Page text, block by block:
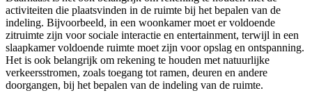
activiteiten die plaatsvinden in de ruimte bij het bepalen van de
indeling. Bijvoorbeeld, in een woonkamer moet er voldoende
zitruimte zijn voor sociale interactie en entertainment, terwijl in een
slaapkamer voldoende ruimte moet zijn voor opslag en ontspanning.
Het is ook belangrijk om rekening te houden met natuurlijke
verkeersstromen, zoals toegang tot ramen, deuren en andere
doorgangen, bij het bepalen van de indeling van de ruimte.